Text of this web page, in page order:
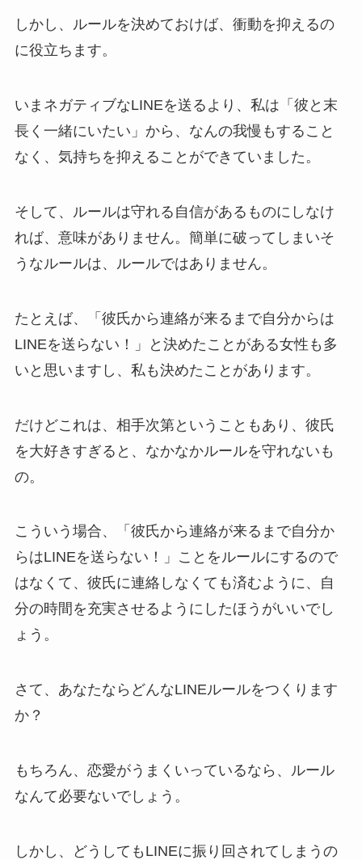
しかし、ルールを決めておけば、衝動を抑えるの
に役立ちます。
いまネガティブなLINEを送るより、私は「彼と末
長く一緒にいたい」から、なんの我慢もすること
なく、気持ちを抑えることができていました。
そして、ルールは守れる自信があるものにしなけ
れば、意味がありません。簡単に破ってしまいそ
うなルールは、ルールではありません。
たとえば、「彼氏から連絡が来るまで自分からは
LINEを送らない！」と決めたことがある女性も多
いと思いますし、私も決めたことがあります。
だけどこれは、相手次第ということもあり、彼氏
を大好きすぎると、なかなかルールを守れないも
の。
こういう場合、「彼氏から連絡が来るまで自分か
らはLINEを送らない！」ことをルールにするので
はなくて、彼氏に連絡しなくても済むように、自
分の時間を充実させるようにしたほうがいいでし
ょう。
さて、あなたならどんなLINEルールをつくります
か？
もちろん、恋愛がうまくいっているなら、ルール
なんて必要ないでしょう。
しかし、どうしてもLINEに振り回されてしまうの